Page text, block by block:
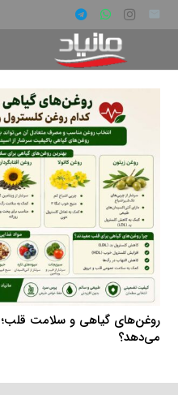
روغن‌های گیاهی و سلامت
می‌دهد؟